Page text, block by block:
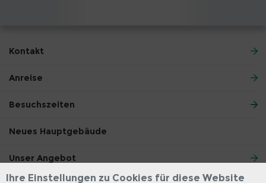
Kontakt
Anreise
Besuchszeiten
Neues Hauptgebäude
Unser Angebot
Ihre Einstellungen zu Cookies für diese Website